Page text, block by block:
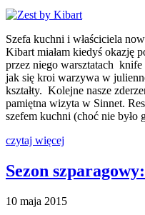
Szefa kuchni i właściciela
Kibart miałam kiedyś okazję
przez niego warsztatach
jak się kroi warzywa w
kształty. Kolejne nasze
pamiętna wizyta w Sinnet.
szefem kuchni (choć nie było
czytaj więcej
Sezon
10 maja 2015